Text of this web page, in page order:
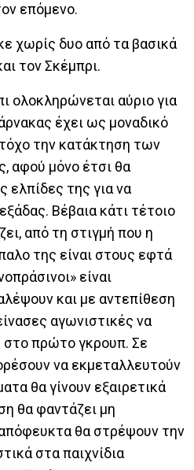
επόμενο.
χωρίς δυο από τα βασικά
τον Σκέμπρι.
ολοκληρώνεται αύριο για
έχει ως μοναδικό
την κατάκτηση των
αφού μόνο έτσι θα
ελπίδες της για να
Βέβαια κάτι τέτοιο
από τη στιγμή που η
της είναι στους εφτά
είναι
και με αντεπίθεση
αγωνιστικές να
στο πρώτο γκρουπ. Σε
να εκμεταλλευτούν
θα γίνουν εξαιρετικά
θα φαντάζει μη
θα στρέψουν την
στα παιχνίδια